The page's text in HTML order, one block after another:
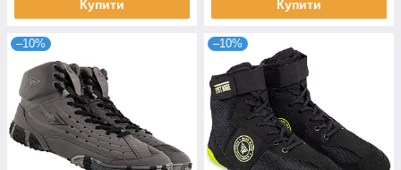
Купити Купити
–10% –10%